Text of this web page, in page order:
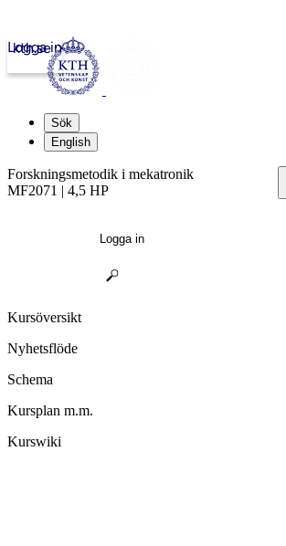
kth.se
Logga in
Sök
English
Forskningsmetodik i mekatronik
MF2071 | 4,5 HP
Logga in
Kursöversikt
Nyhetsflöde
Schema
Kursplan m.m.
Kurswiki